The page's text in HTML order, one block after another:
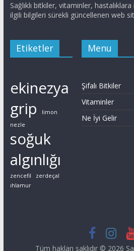
Sağlıklı bitkiler, vitaminler,
ilgili bilgileri sürekli güncellenen web
Etiketler
ekinezya
grip
limon
nezle
soğuk
algınlığı
zencefil
zerdeçal
ıhlamur
Menu
Şifalı Bitkiler
Vitaminler
Ne İyi Gelir
Tüm hakları saklıdır © 2026